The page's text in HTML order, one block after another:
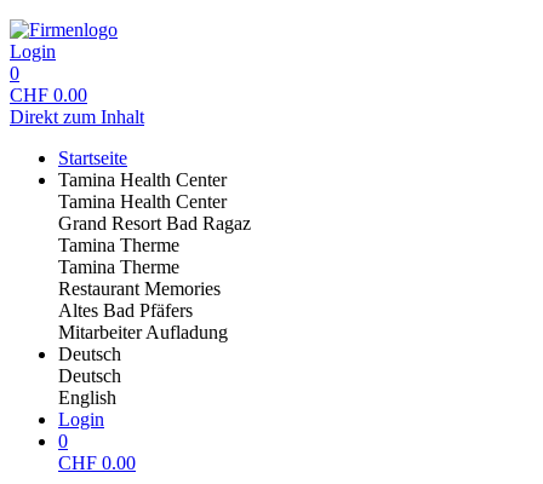
Login
0
CHF 0.00
Direkt zum Inhalt
Startseite
Tamina Health Center
Tamina Health Center
Grand Resort Bad Ragaz
Tamina Therme
Tamina Therme
Restaurant Memories
Altes Bad Pfäfers
Mitarbeiter Aufladung
Deutsch
Deutsch
English
Login
0
CHF 0.00